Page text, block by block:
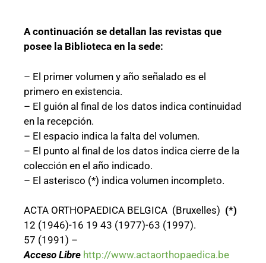
A continuación se detallan las revistas que
posee la Biblioteca en la sede:
– El primer volumen y año señalado es el
primero en existencia.
– El guión al final de los datos indica continuidad
en la recepción.
– El espacio indica la falta del volumen.
– El punto al final de los datos indica cierre de la
colección en el año indicado.
– El asterisco (*) indica volumen incompleto.
ACTA ORTHOPAEDICA BELGICA (Bruxelles) (*)
12 (1946)-16 19 43 (1977)-63 (1997).
57 (1991) –
Acceso Libre http://www.actaorthopaedica.be